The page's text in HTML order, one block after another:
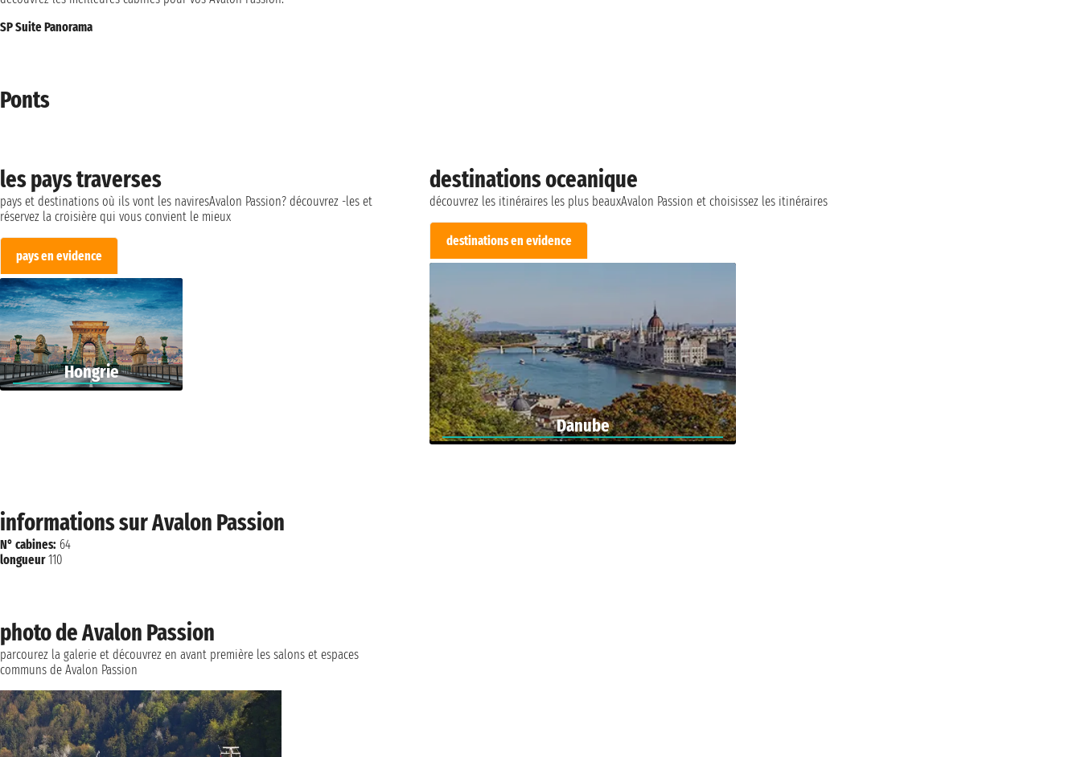
SP Suite Panorama
Ponts
les pays traverses
pays et destinations où ils vont les naviresAvalon Passion? découvrez -les et
réservez la croisière qui vous convient le mieux
pays en evidence
Hongrie
destinations oceanique
découvrez les itinéraires les plus beauxAvalon Passion et choisissez les itinéraires
destinations en evidence
Danube
informations sur Avalon Passion
N° cabines: 64
longueur 110
photo de Avalon Passion
parcourez la galerie et découvrez en avant première les salons et espaces
communs de Avalon Passion